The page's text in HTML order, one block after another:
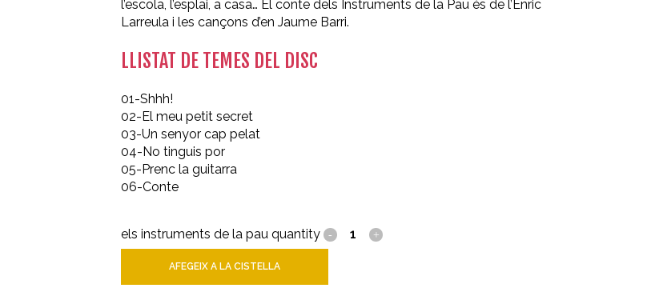
l’escola, l’esplai, a casa… El conte dels Instruments de la Pau és de l’Enric
Larreula i les cançons d’en Jaume Barri.
LLISTAT DE TEMES DEL DISC
01-Shhh!
02-El meu petit secret
03-Un senyor cap pelat
04-No tinguis por
05-Prenc la guitarra
06-Conte
els instruments de la pau quantity
AFEGEIX A LA CISTELLA